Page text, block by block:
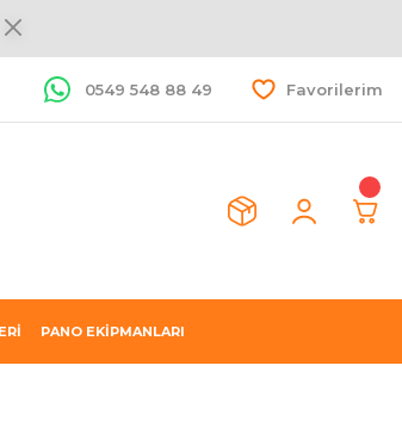
0549 548 88 49 Favorilerim
PANO EKİPMANLARI